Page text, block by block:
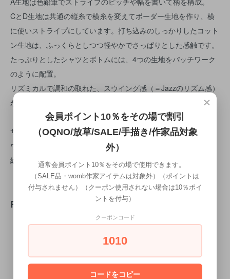
CとD生地は共通の縦糸で横糸を変えてボーダー生地を作り、横
に使いストライプにしています。打ち込みのしっかりしたコット
ン生地は、ふっくらとしつつ軽やかでさっぱりとした感触です。
たっぷりとしたシャツとボトムには、4つの生地をパッチワーク
のように配置。
リズミカルで調和の取れた、スウイング感（＝Jazzのリズム感）
がある、春の訪れを感じるウキウキした服のグループです。
サイズF
ウエスト76cm
総丈83cm
REVIEW
WRITE REVIEW
×
会員ポイント10％をその場で割引
（OQNO/放草/SALE/手描き/作家品対象
外）
通常会員ポイント10％をその場で使用できます。
（SALE品・womb作家アイテムは対象外）（ポイントは
付与されません）（クーポン使用されない場合は10％ポイ
ントを付与）
クーポンコード
1010
コードをコピー